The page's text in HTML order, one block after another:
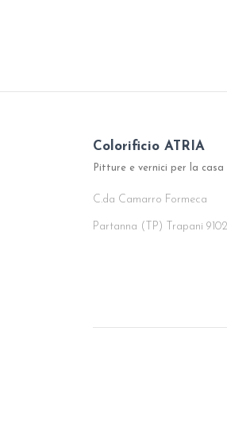
Colorificio ATRIA
Pitture e vernici per la casa
C.da Camarro Formeca
Partanna (TP) Trapani